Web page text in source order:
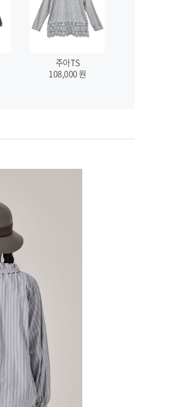
주아TS
108,000 원